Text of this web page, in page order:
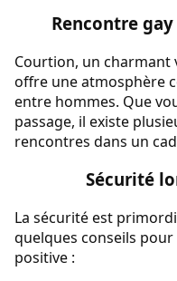
Rencontre
Courtion, un charmant
offre une atmosphère
entre hommes. Que
passage, il existe
rencontres dans un
Sécurité
La sécurité est
quelques conseils
positive :